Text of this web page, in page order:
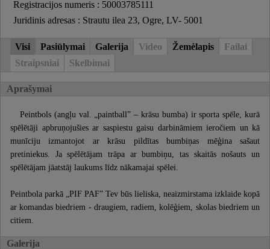
Registracijos numeris : 50003785111
Juridinis adresas : Strautu ilea 23, Ogre, LV- 5001
Visi Pasiūlymai Galerija Video Žemėlapis
Failai
Straipsniai
Skelbimai
Aprašymai
Peintbols (angļu val. „paintball” – krāsu bumba) ir sporta spēle, kurā
spēlētāji apbruņojušies ar saspiestu gaisu darbināmiem ieročiem un kā
munīciju izmantojot ar krāsu pildītas bumbiņas mēģina sašaut
pretiniekus. Ja spēlētājam trāpa ar bumbiņu, tas skaitās nošauts un
spēlētājam jāatstāj laukums līdz nākamajai spēlei.
Peintbola parkā „PIF PAF” Tev būs lieliska, neaizmirstama izklaide kopā
ar komandas biedriem - draugiem, radiem, kolēģiem, skolas biedriem un
citiem.
Galerija